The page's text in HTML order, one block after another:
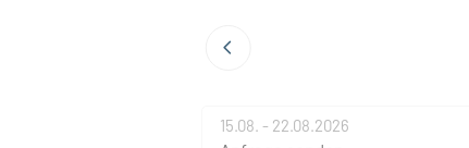
15.08. - 22.08.2026